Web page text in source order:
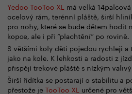
Yedoo TooToo XL má velká
ocelový rám, terénní pláště, širší
pro nohy, které se bude dětem hodit
kopce, ale i při “plachtění“ po rovině.
S většími koly děti pojedou rychleji a
jako na kole. K lehkosti a radosti z
přispějí trekové pláště s nízkým
Širší řídítka se postarají o stabilitu a
přestože jeTooToo XL určené pro